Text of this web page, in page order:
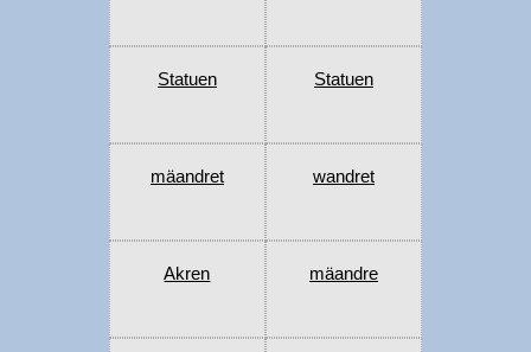
Statuen Statuen
mäandret wandret
Akren mäandre